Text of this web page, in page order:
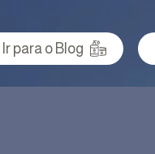
Ir para o Blog